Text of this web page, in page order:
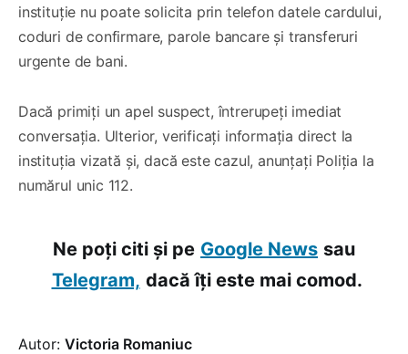
instituție nu poate solicita prin telefon datele cardului,
coduri de confirmare, parole bancare și transferuri
urgente de bani.
Dacă primiți un apel suspect, întrerupeți imediat
conversația. Ulterior, verificați informația direct la
instituția vizată și, dacă este cazul, anunțați Poliția la
numărul unic 112.
Ne poți citi și pe Google News sau
Telegram, dacă îți este mai comod.
Autor: Victoria Romaniuc